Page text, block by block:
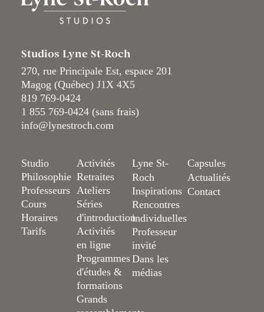
Studios Lyne St-Roch
270, rue Principale Est, espace 201
Magog (Québec) J1X 4X5
819 769-0424
1 855 769-0424 (sans frais)
info@lynestroch.com
Studio
Philosophie
Professeurs
Cours
Horaires
Tarifs
Activités
Retraites
Ateliers
Séries
d'introduction
Activités
en ligne
Programmes
d'études &
formations
Grands
Lyne St-
Roch
Inspirations
Rencontres
individuelles
Professeur
invité
Dans les
médias
Capsules
Actualités
Contact